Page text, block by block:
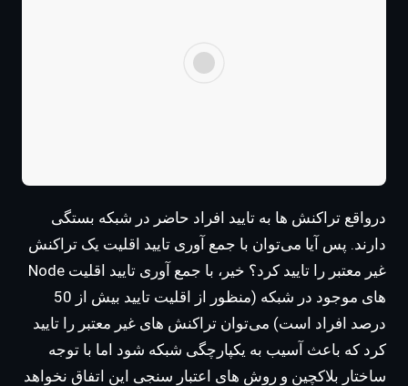
درواقع تراکنش ها به تایید افراد حاضر در شبکه بستگی
دارند. پس آیا می‌توان با جمع آوری تایید اقلیت یک تراکنش
غیر معتبر را تایید کرد؟ خیر، با جمع آوری تایید اقلیت Node
های موجود در شبکه (منظور از اقلیت تایید بیش از 50
درصد افراد است) می‌توان تراکنش های غیر معتبر را تایید
کرد که باعث آسیب به یکپارچگی شبکه شود اما با توجه
ساختار بلاکچین و روش های اعتبار سنجی این اتفاق نخواهد